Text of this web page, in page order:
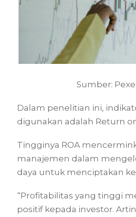
Sumber:
Dalam penelitian ini,
digunakan adalah Return
Tingginya ROA
manajemen dalam
daya untuk menciptakan
“Profitabilitas yang tinggi
positif kepada investor.